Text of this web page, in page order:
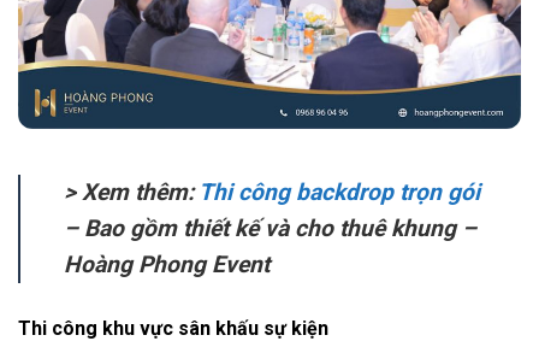
> Xem thêm: Thi công backdrop trọn gói
– Bao gồm thiết kế và cho thuê khung –
Hoàng Phong Event
Thi công khu vực sân khấu sự kiện